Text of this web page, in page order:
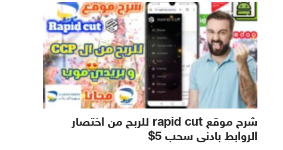
شرح موقع rapid cut للربح من اختصار
الروابط بادنى سحب 5$